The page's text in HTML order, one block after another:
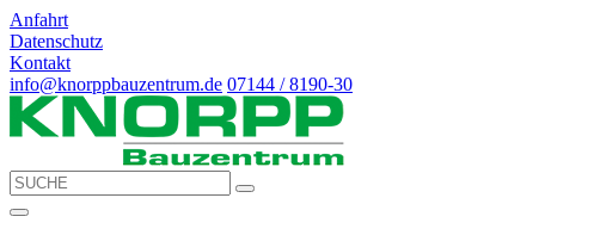
Anfahrt
Datenschutz
Kontakt
info@knorppbauzentrum.de 07144 / 8190-30